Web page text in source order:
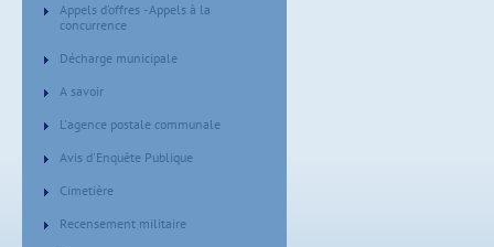
Appels d'offres - Appels à la
concurrence
Décharge municipale
A savoir
L'agence postale communale
Avis d'Enquête Publique
Cimetière
Recensement militaire